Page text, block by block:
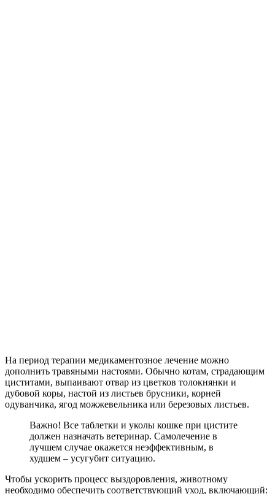
На период терапии медикаментозное лечение можно
дополнить травяными настоями. Обычно котам, страдающим
циститами, выпаивают отвар из цветков толокнянки и
дубовой коры, настой из листьев брусники, корней
одуванчика, ягод можжевельника или березовых листьев.
Важно! Все таблетки и уколы кошке при цистите
должен назначать ветеринар. Самолечение в
лучшем случае окажется неэффективным, в
худшем – усугубит ситуацию.
Чтобы ускорить процесс выздоровления, животному
необходимо обеспечить соответствующий уход, включающий: